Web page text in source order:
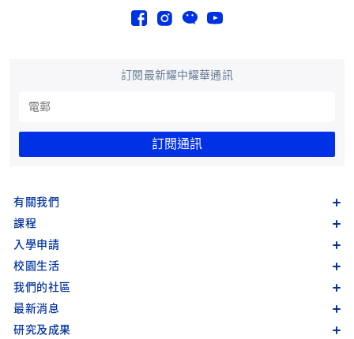
訂閱最新耀中耀華通訊
訂閱通訊
有關我們
課程
入學申請
校園生活
我們的社區
最新消息
研究及成果